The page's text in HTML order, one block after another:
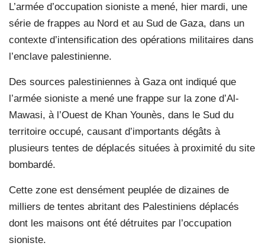
L’armée d’occupation sioniste a mené, hier mardi, une
série de frappes au Nord et au Sud de Gaza, dans un
contexte d’intensification des opérations militaires dans
l’enclave palestinienne.
Des sources palestiniennes à Gaza ont indiqué que
l’armée sioniste a mené une frappe sur la zone d’Al-
Mawasi, à l’Ouest de Khan Younès, dans le Sud du
territoire occupé, causant d’importants dégâts à
plusieurs tentes de déplacés situées à proximité du site
bombardé.
Cette zone est densément peuplée de dizaines de
milliers de tentes abritant des Palestiniens déplacés
dont les maisons ont été détruites par l’occupation
sioniste.